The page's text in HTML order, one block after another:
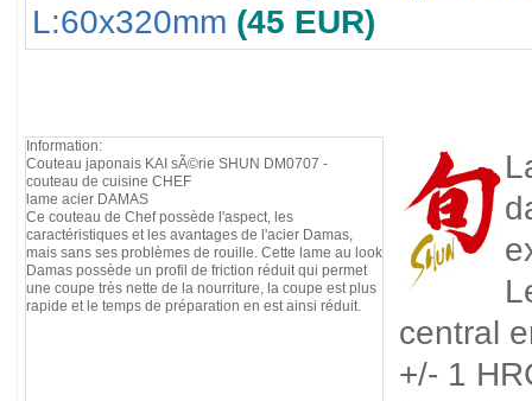
L:60x320mm (45 EUR)
Information:
Couteau japonais KAI sÃ©rie SHUN DM0707 -
couteau de cuisine CHEF
lame acier DAMAS
Ce couteau de Chef possède l'aspect, les
caractéristiques et les avantages de l'acier Damas,
mais sans ses problèmes de rouille. Cette lame au look
Damas possède un profil de friction réduit qui permet
une coupe très nette de la nourriture, la coupe est plus
rapide et le temps de préparation en est ainsi réduit.
central
+/- 1